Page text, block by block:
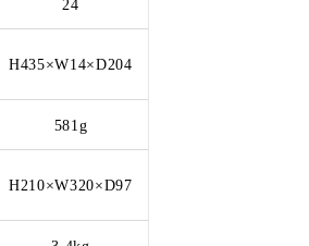
24
H435×W14×D204
581g
H210×W320×D97